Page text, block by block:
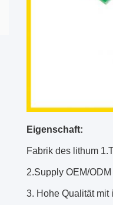
Eigenschaft:
Fabrik des lithum
2.Supply OEM/
3. Hohe Qualität mit